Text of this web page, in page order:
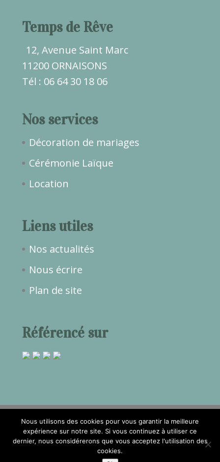
Temps de Rêve
12, Avenue Saint Marc
11200 ORNAISONS
Tél : 06 64 30 18 06
Nos services
Décoration de mariages
Cérémonie Laïque
Location
Liens utiles
Nos actualités
Nous écrire
Plan de site
Référencé sur
2017©Temps de Rêve -Mentions
Nous utilisons des cookies pour vous garantir la meilleure
expérience sur notre site. Si vous continuez à utiliser ce
dernier, nous considérerons que vous acceptez l'utilisation des
cookies.